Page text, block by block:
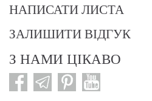
НАПИСАТИ ЛИСТА
ЗАЛИШИТИ ВІДГУК
З НАМИ ЦІКАВО